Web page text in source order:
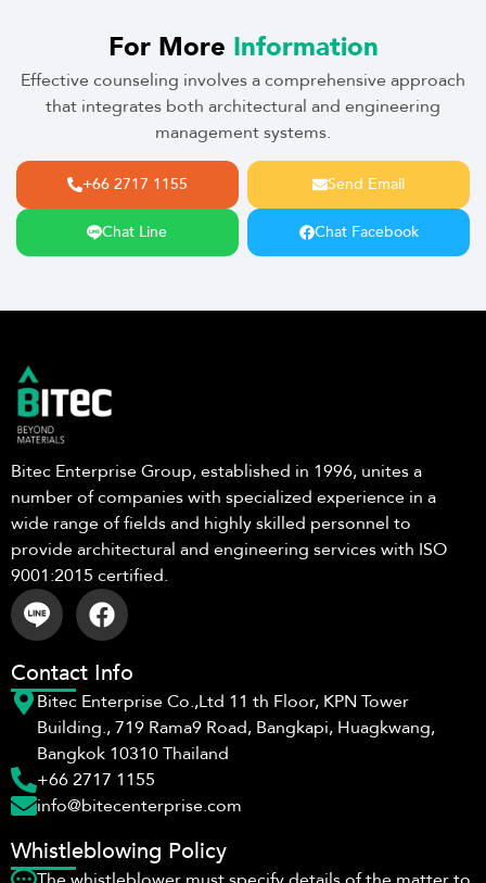
For More Information
Effective counseling involves a comprehensive approach
that integrates both architectural and engineering
management systems.
+66 2717 1155 Send Email
Chat Line Chat Facebook
Bitec Enterprise Group, established in 1996, unites a
number of companies with specialized experience in a
wide range of fields and highly skilled personnel to
provide architectural and engineering services with ISO
9001:2015 certified.
Contact Info
Bitec Enterprise Co.,Ltd 11 th Floor, KPN Tower
Building., 719 Rama9 Road, Bangkapi, Huagkwang,
Bangkok 10310 Thailand
+66 2717 1155
info@bitecenterprise.com
Whistleblowing Policy